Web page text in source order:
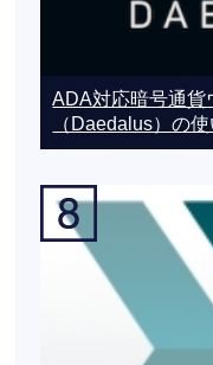
ADA対応暗号通貨
（Daedalus）の